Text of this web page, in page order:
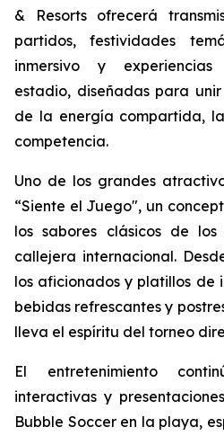
& Resorts ofrecerá
partidos, festividades
inmersivo y experiencias
estadio, diseñadas para
de la energía compartida,
competencia.
Uno de los grandes
“Siente el Juego", un
los sabores clásicos de
callejera internacional.
los aficionados y platillos de
bebidas refrescantes y
lleva el espíritu del torneo
El entretenimiento
interactivas y
Bubble Socceren la playa,